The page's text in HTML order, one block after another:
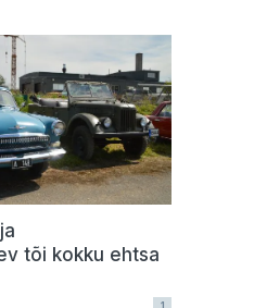
tõi kokku ehtsa
1